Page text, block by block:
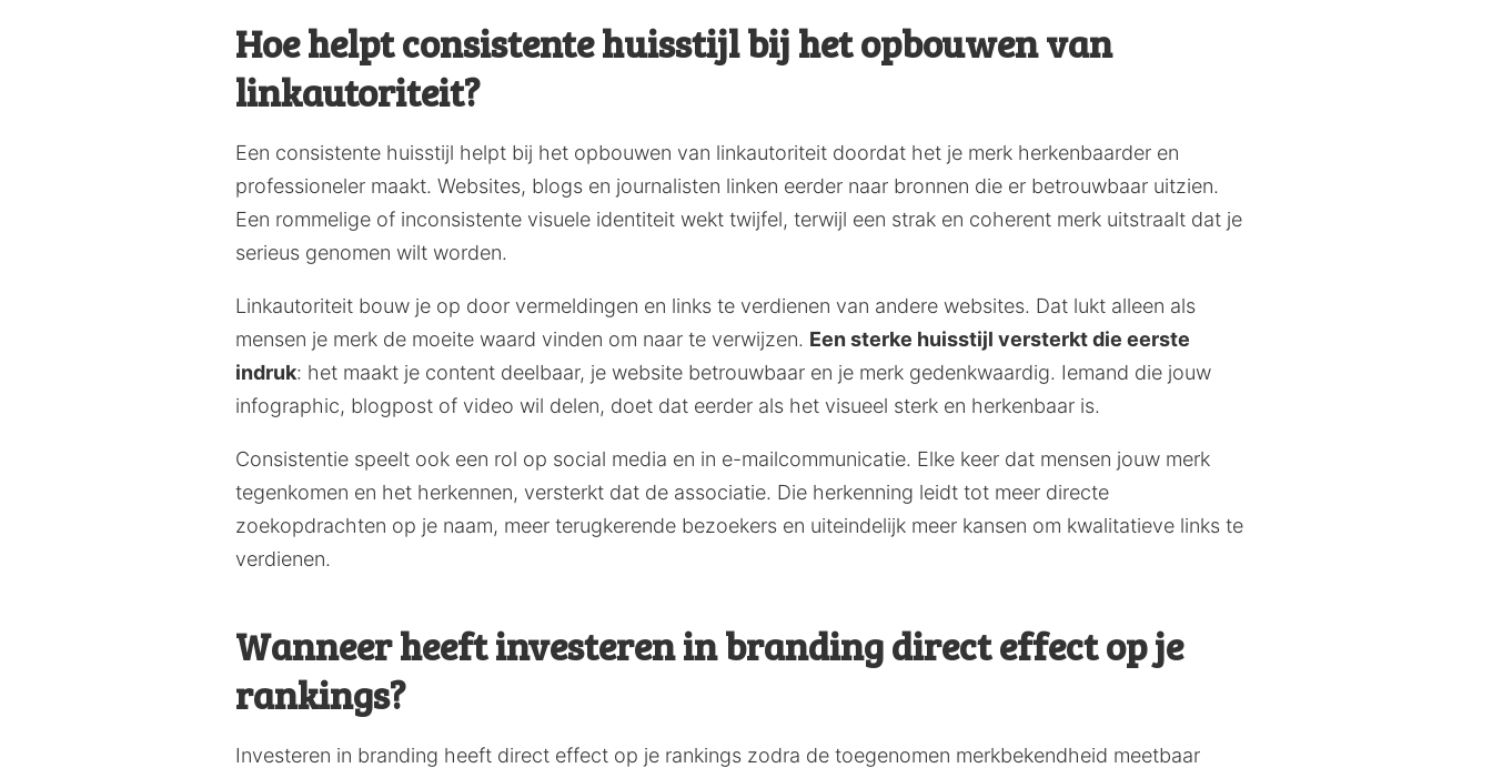
Hoe helpt consistente huisstijl bij het opbouwen van
linkautoriteit?
Een consistente huisstijl helpt bij het opbouwen van linkautoriteit doordat het je merk herkenbaarder en
professioneler maakt. Websites, blogs en journalisten linken eerder naar bronnen die er betrouwbaar uitzien.
Een rommelige of inconsistente visuele identiteit wekt twijfel, terwijl een strak en coherent merk uitstraalt dat je
serieus genomen wilt worden.
Linkautoriteit bouw je op door vermeldingen en links te verdienen van andere websites. Dat lukt alleen als
mensen je merk de moeite waard vinden om naar te verwijzen. Een sterke huisstijl versterkt die eerste
indruk: het maakt je content deelbaar, je website betrouwbaar en je merk gedenkwaardig. Iemand die jouw
infographic, blogpost of video wil delen, doet dat eerder als het visueel sterk en herkenbaar is.
Consistentie speelt ook een rol op social media en in e-mailcommunicatie. Elke keer dat mensen jouw merk
tegenkomen en het herkennen, versterkt dat de associatie. Die herkenning leidt tot meer directe
zoekopdrachten op je naam, meer terugkerende bezoekers en uiteindelijk meer kansen om kwalitatieve links te
verdienen.
Wanneer heeft investeren in branding direct effect op je
rankings?
Investeren in branding heeft direct effect op je rankings zodra de toegenomen merkbekendheid meetbaar